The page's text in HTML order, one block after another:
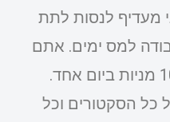
מעדיף לנסות לתת
למס ימים. אתם
לא חייבים לעבור על 1000 מניות ביום אחד.
כל הסקטורים וכל